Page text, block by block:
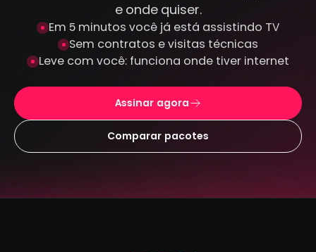
e onde quiser.
Em 5 minutos você já está assistindo TV
Sem contratos e visitas técnicas
Leve com você: funciona onde tiver internet
Assinar agora
Comparar pacotes